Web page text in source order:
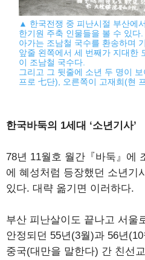
▲ 한국전쟁 중 피난시절 부산에
한기원 주축 인물들을 볼 수 있
아가는 조남철 국수를 환송하며
앞줄 왼쪽에서 세 번째가 지대한
이 조남철 국수다.
그리고 그 뒷줄에 소년 두 명이
프로 七단), 오른쪽이 고재희(현
한국바둑의 1세대 ‘소년기사’
78년 11월호 월간『바둑』에
에 혜성처럼 등장했던 소년기
있다. 대략 옮기면 이러하다.
부산 피난살이도 끝나고 서울
안정되던 55년(3월)과 56년
중국(대만을 말한다) 간 친선